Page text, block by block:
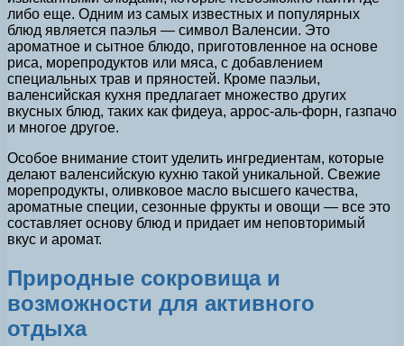
либо еще. Одним из самых известных и популярных
блюд является паэлья — символ Валенсии. Это
ароматное и сытное блюдо, приготовленное на основе
риса, морепродуктов или мяса, с добавлением
специальных трав и пряностей. Кроме паэльи,
валенсийская кухня предлагает множество других
вкусных блюд, таких как фидеуа, аррос-аль-форн, газпачо
и многое другое.
Особое внимание стоит уделить ингредиентам, которые
делают валенсийскую кухню такой уникальной. Свежие
морепродукты, оливковое масло высшего качества,
ароматные специи, сезонные фрукты и овощи — все это
составляет основу блюд и придает им неповторимый
вкус и аромат.
Природные сокровища и
возможности для активного
отдыха